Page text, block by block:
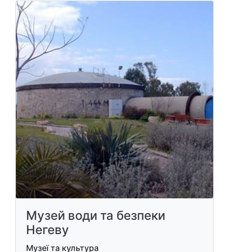
Музей води та безпеки
Негеву
Музеї та культура